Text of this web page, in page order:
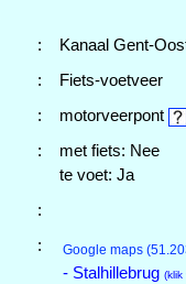
:
Kanaal Gent-
:
Fiets-voetveer
:
motorveerpont
:
met fiets: Nee
te voet: Ja
:
: Google maps
- Stalhillebrug (klik